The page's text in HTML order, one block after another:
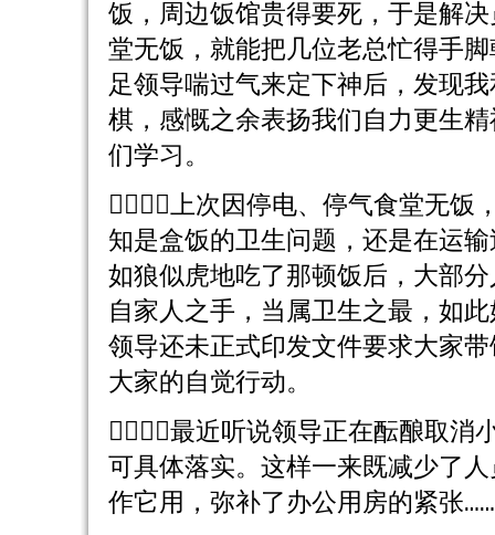
饭，周边饭馆贵得要死，于是解
堂无饭，就能把几位老总忙得手
足领导喘过气来定下神后，发现
棋，感慨之余表扬我们自力更生
们学习。
４．上次因停电、停气食堂无
知是盒饭的卫生问题，还是在运
如狼似虎地吃了那顿饭后，大部
自家人之手，当属卫生之最，如
领导还未正式印发文件要求大家
大家的自觉行动。
５．最近听说领导正在酝酿取
可具体落实。这样一来既减少了
作它用，弥补了办公用房的紧张……